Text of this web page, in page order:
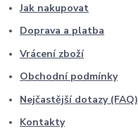
Jak nakupovat
Doprava a platba
Vrácení zboží
Obchodní podmínky
Nejčastější dotazy (FAQ)
Kontakty